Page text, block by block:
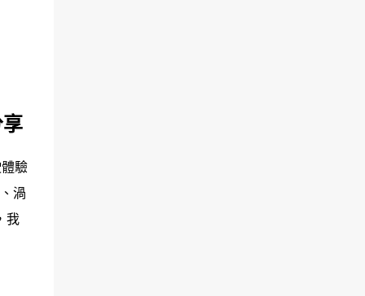
驗
渦
我